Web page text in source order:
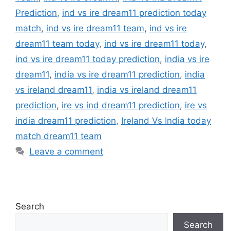
Prediction, ind vs ire dream11 prediction today
match, ind vs ire dream11 team, ind vs ire
dream11 team today, ind vs ire dream11 today,
ind vs ire dream11 today prediction, india vs ire
dream11, india vs ire dream11 prediction, india
vs ireland dream11, india vs ireland dream11
prediction, ire vs ind dream11 prediction, ire vs
india dream11 prediction, Ireland Vs India today
match dream11 team
Leave a comment
Search
Search